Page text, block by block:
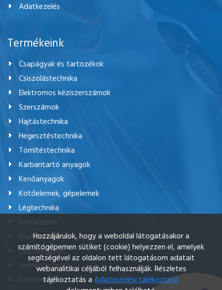
Adatkezelés
Termékeink
Csapágyak és tartozékok
Csiszolástechnika
Elektromos kéziszerszámok
Szerszámok
Hajtástechnika
Hegesztéstechnika
Tömítéstechnika
Karbantartó anyagok
Kenőanyagok
Kötőelemek, gépelemek
Légtechnika
Pneumatika
Munkavédelem
Tisztítógépek
Emeléstechnika
Partnereink
Hozzájárulok, hogy a weboldal látogatásakor a
számítógépemen sütiket (cookie) helyezzen el, amelyek
segítségével az oldalon tett látogatásom adatait
webanalitikai céljából felhasználják. Részletes
tájékoztatás aAdatkezelési tájékoztató